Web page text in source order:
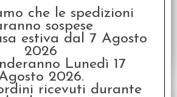
€ 24,95 €10,00
SCONTO 30%
che le spedizioni
sospese
estiva dal 7 Agosto
2026
Lunedì 17
2026.
ricevuti durante